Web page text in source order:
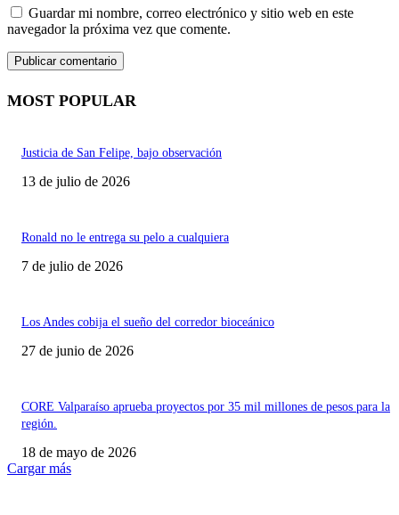
Guardar mi nombre, correo electrónico y sitio web en este
navegador la próxima vez que comente.
MOST POPULAR
Justicia de San Felipe, bajo observación
13 de julio de 2026
Ronald no le entrega su pelo a cualquiera
7 de julio de 2026
Los Andes cobija el sueño del corredor bioceánico
27 de junio de 2026
CORE Valparaíso aprueba proyectos por 35 mil millones de pesos para la
región.
18 de mayo de 2026
Cargar más